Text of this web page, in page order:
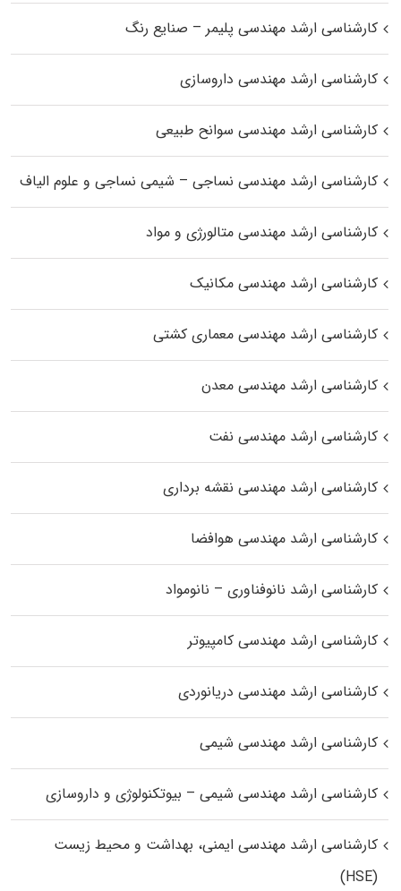
کارشناسی ارشد مهندسی پلیمر – صنایع رنگ
کارشناسی ارشد مهندسی داروسازی
کارشناسی ارشد مهندسی سوانح طبیعی
کارشناسی ارشد مهندسی نساجی – شیمی نساجی و علوم الیاف
کارشناسی ارشد مهندسی متالورژی و مواد
کارشناسی ارشد مهندسی مکانیک
کارشناسی ارشد مهندسی معماری کشتی
کارشناسی ارشد مهندسی معدن
کارشناسی ارشد مهندسی نفت
کارشناسی ارشد مهندسی نقشه برداری
کارشناسی ارشد مهندسی هوافضا
کارشناسی ارشد نانوفناوری – نانومواد
کارشناسی ارشد مهندسی کامپیوتر
کارشناسی ارشد مهندسی دریانوردی
کارشناسی ارشد مهندسی شیمی
کارشناسی ارشد مهندسی شیمی – بیوتکنولوژی و داروسازی
کارشناسی ارشد مهندسی ایمنی، بهداشت و محیط زیست
(HSE)